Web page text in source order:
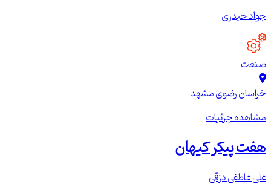
جواد حیدری
صنعت
خراسان رضویمشهد
مشاهده جزئیات
هفت پیکر کیهان
علی عاطفی دزقی